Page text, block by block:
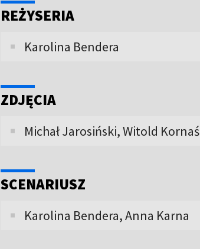
REŻYSERIA
Karolina Bendera
ZDJĘCIA
Michał Jarosiński, Witold Kornaś
SCENARIUSZ
Karolina Bendera, Anna Karna